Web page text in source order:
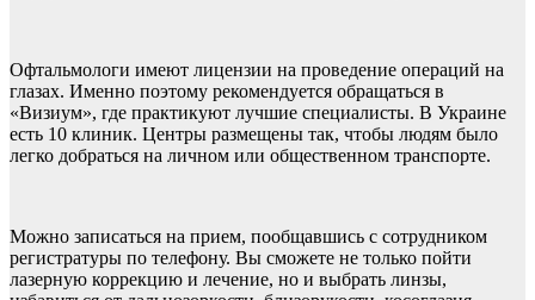
Офтальмологи имеют лицензии на проведение операций на
глазах. Именно поэтому рекомендуется обращаться в
«Визиум», где практикуют лучшие специалисты. В Украине
есть 10 клиник. Центры размещены так, чтобы людям было
легко добраться на личном или общественном транспорте.
Можно записаться на прием, пообщавшись с сотрудником
регистратуры по телефону. Вы сможете не только пойти
лазерную коррекцию и лечение, но и выбрать линзы,